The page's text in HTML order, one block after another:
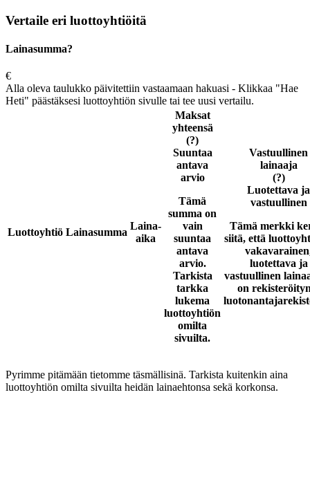
Vertaile eri luottoyhtiöitä
Lainasumma?
€
Alla oleva taulukko päivitettiin vastaamaan hakuasi - Klikkaa "Hae
Heti" päästäksesi luottoyhtiön sivulle tai tee uusi vertailu.
Luottoyhtiö Lainasumma
Laina-
aika
Maksat
yhteensä
(?)
Suuntaa
antava
arvio
Tämä
summa on
vain
suuntaa
antava
arvio.
Tarkista
tarkka
lukema
luottoyhtiön
omilta
sivuilta.
Vastuullinen
lainaaja
(?)
Luotettava ja
vastuullinen
Tämä merkki
siitä, että
luotettava ja
vastuullinen
on
Pyrimme pitämään tietomme täsmällisinä. Tarkista kuitenkin aina
luottoyhtiön omilta sivuilta heidän lainaehtonsa sekä korkonsa.